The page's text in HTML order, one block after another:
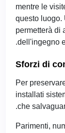
mentre le
questo luogo.
permetterà di
dell'ingegno
Sforzi di
Per
installati
che
Parimenti,